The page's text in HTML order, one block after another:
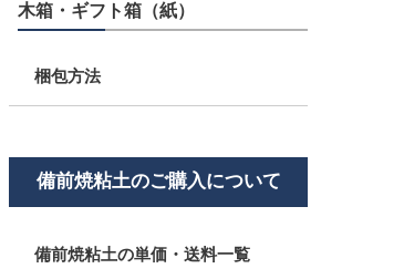
木箱・ギフト箱（紙）
梱包方法
備前焼粘土のご購入について
備前焼粘土の単価・送料一覧